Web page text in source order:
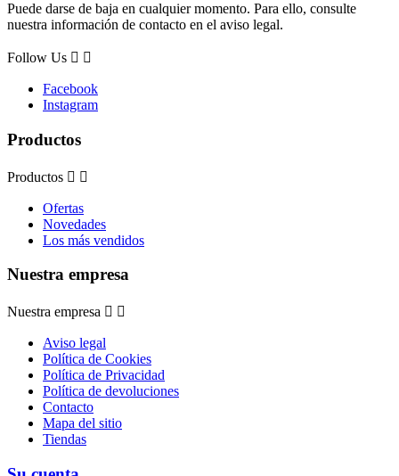
Puede darse de baja en cualquier momento. Para ello, consulte
nuestra información de contacto en el aviso legal.
Follow Us  
Facebook
Instagram
Productos
Productos  
Ofertas
Novedades
Los más vendidos
Nuestra empresa
Nuestra empresa  
Aviso legal
Política de Cookies
Política de Privacidad
Política de devoluciones
Contacto
Mapa del sitio
Tiendas